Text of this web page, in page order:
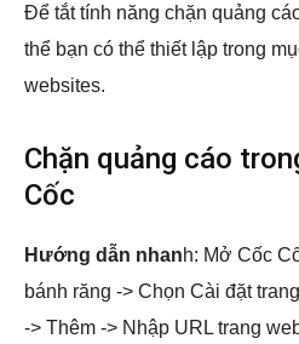
Để tắt tính năng chặn quảng
thể bạn có thể thiết lập trong
websites.
Chặn quảng cáo
Cốc
Hướng dẫn nhanh: Mở Cốc
bánh răng -> Chọn Cài đặt
-> Thêm -> Nhập URL trang